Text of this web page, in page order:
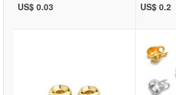
US$ 0.03 US$ 0.2